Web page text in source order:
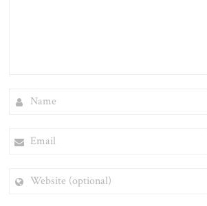
(OPTIONAL)